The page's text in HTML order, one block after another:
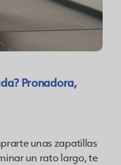
Pronadora,
unas zapatillas
un rato largo, te